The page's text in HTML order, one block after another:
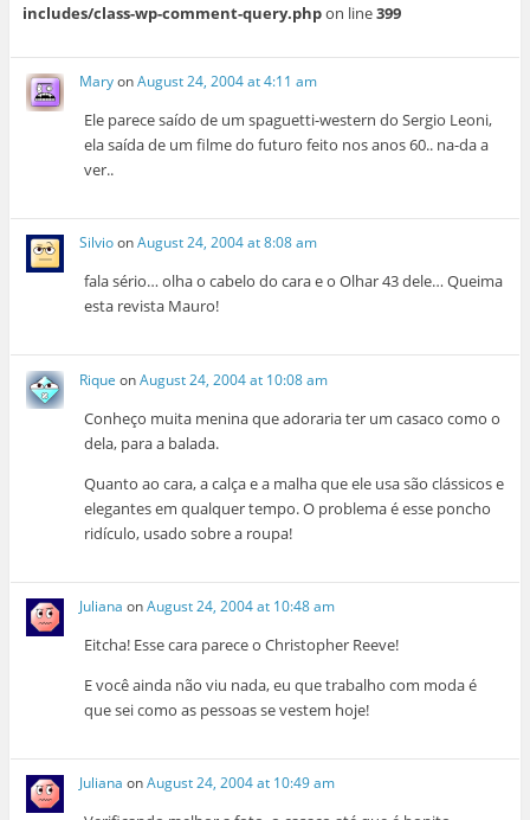
includes/class-wp-comment-query.phpon line399
MaryonAugust 24, 2004 at 4:11 am
Ele parece saído de um spaguetti-western do Sergio Leoni,
ela saída de um filme do futuro feito nos anos 60.. na-da a
ver..
SilvioonAugust 24, 2004 at 8:08 am
fala sério… olha o cabelo do cara e o Olhar 43 dele… Queima
esta revista Mauro!
Rique onAugust 24, 2004 at 10:08 am
Conheço muita menina que adoraria ter um casaco como o
dela, para a balada.
Quanto ao cara, a calça e a malha que ele usa são clássicos e
elegantes em qualquer tempo. O problema é esse poncho
ridículo, usado sobre a roupa!
Juliana onAugust 24, 2004 at 10:48 am
Eitcha! Esse cara parece o Christopher Reeve!
E você ainda não viu nada, eu que trabalho com moda é
que sei como as pessoas se vestem hoje!
Juliana onAugust 24, 2004 at 10:49 am